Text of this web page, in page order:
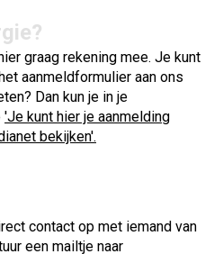
graag rekening mee. Je kunt
aanmeldformulier aan ons
Dan kun je in je
'Je kunt hier je aanmelding
bekijken'.
contact op met iemand van
een mailtje naar